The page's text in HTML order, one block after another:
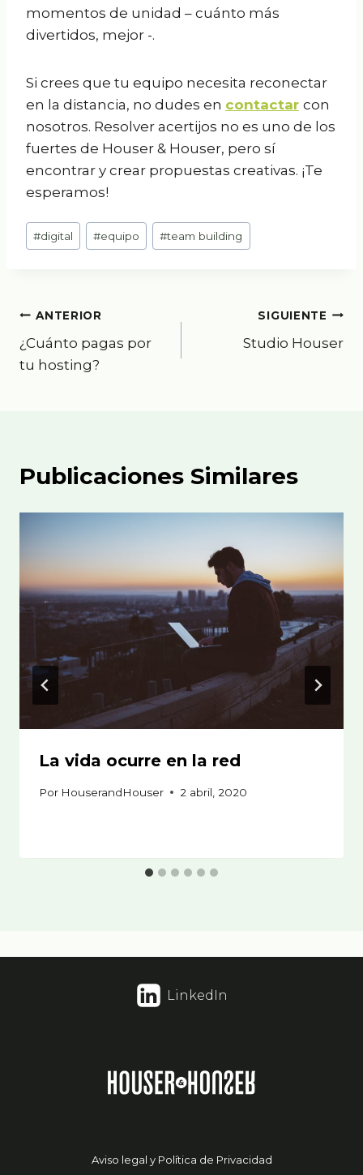
momentos de unidad – cuánto más
divertidos, mejor -.
Si crees que tu equipo necesita reconectar
en la distancia, no dudes en contactar con
nosotros. Resolver acertijos no es uno de los
fuertes de Houser & Houser, pero sí
encontrar y crear propuestas creativas. ¡Te
esperamos!
Etiquetas
de
#digital #equipo #team building
Navegación
de
ANTERIOR
¿Cuánto pagas por
tu hosting?
SIGUIENTE
Studio Houser
Publicaciones Similares
La vida ocurre en la red
Por HouserandHouser 2 abril, 2020
LinkedIn
Aviso legal y Política de Privacidad